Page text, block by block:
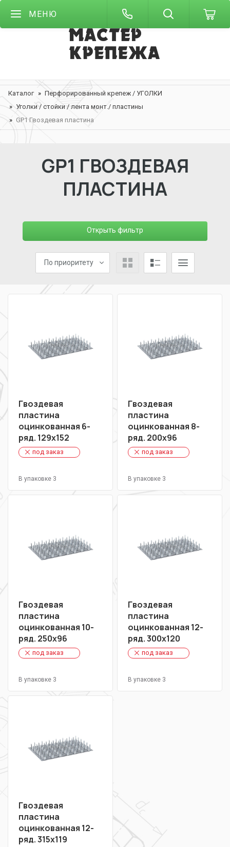
МЕНЮ
Каталог
Перфорированный крепеж / УГОЛКИ
Уголки / стойки / лента монт./ пластины
GP1 Гвоздевая пластина
GP1 ГВОЗДЕВАЯ
ПЛАСТИНА
Открыть фильтр
По приоритету
Гвоздевая
пластина
оцинкованная 6-
ряд. 129х152
под заказ
В упаковке 3
Гвоздевая
пластина
оцинкованная 8-
ряд. 200х96
под заказ
В упаковке 3
Гвоздевая
пластина
оцинкованная 10-
ряд. 250х96
под заказ
В упаковке 3
Гвоздевая
пластина
оцинкованная 12-
ряд. 300х120
под заказ
В упаковке 3
Гвоздевая
пластина
оцинкованная 12-
ряд. 315х119